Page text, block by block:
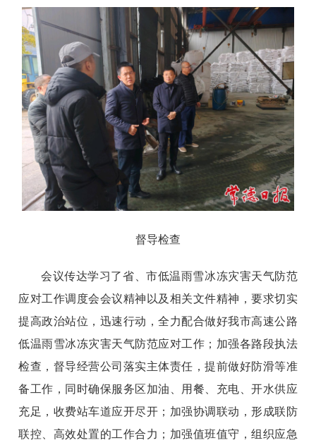
督导检查
会议传达学习了省、市低温雨雪冰冻灾害天气防范
应对工作调度会会议精神以及相关文件精神，要求切实
提高政治站位，迅速行动，全力配合做好我市高速公路
低温雨雪冰冻灾害天气防范应对工作；加强各路段执法
检查，督导经营公司落实主体责任，提前做好防滑等准
备工作，同时确保服务区加油、用餐、充电、开水供应
充足，收费站车道应开尽开；加强协调联动，形成联防
联控、高效处置的工作合力；加强值班值守，组织应急